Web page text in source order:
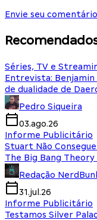
Envie seu comentário
Séries, TV e
Entrevista: Benjamin
de dualidade de
Pedro Siqueira
03.ago.26
Informe Publicitário
Stuart Não
The Big Bang
Redação
31.jul.26
Informe Publicitário
Testamos Silver